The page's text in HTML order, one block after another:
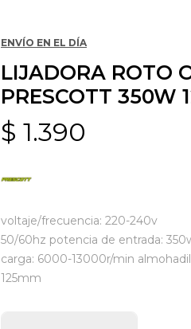
ENVÍO EN EL DÍA
LIJADORA ROTO
PRESCOTT 350W
$ 1.390
voltaje/frecuencia: 220-240v
50/60hz potencia de entrada:
carga: 6000-13000r/min
125mm